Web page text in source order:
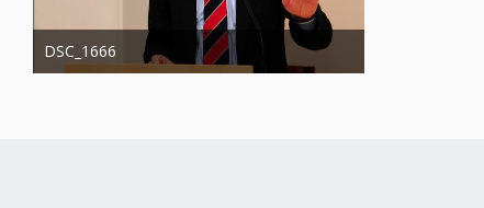
DSC_1666
Administrator
20. August 2019